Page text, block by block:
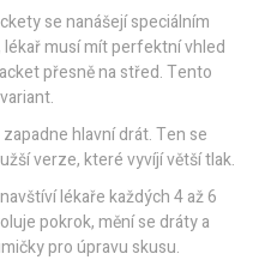
se nanášejí speciálním
musí mít perfektní vhled
přesně na střed. Tento
hlavní drát. Ten se
verze, které vyvíjí větší tlak.
lékaře každých 4 až 6
pokrok, mění se dráty a
pro úpravu skusu.